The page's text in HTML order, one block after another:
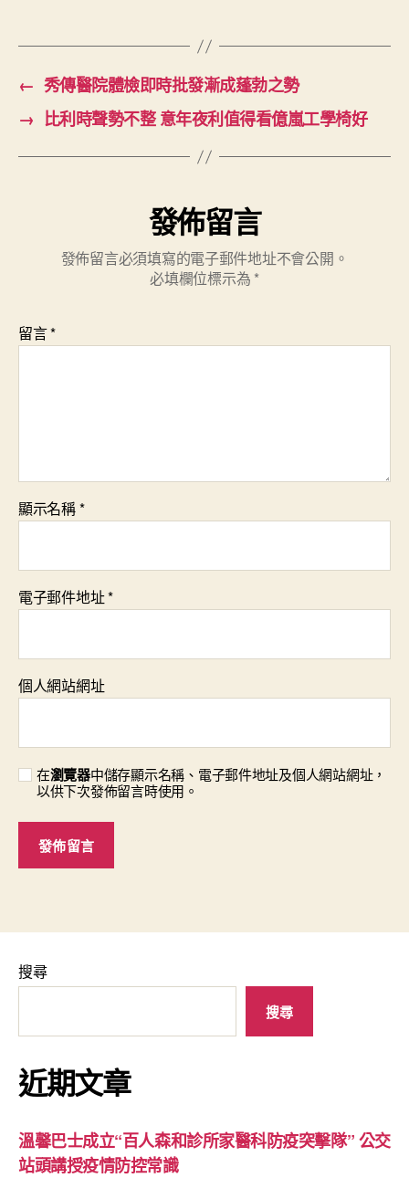
← 秀傳醫院體檢即時批發漸成蓬勃之勢
→ 比利時聲勢不整 意年夜利值得看億嵐工學椅好
發佈留言
發佈留言必須填寫的電子郵件地址不會公開。
必填欄位標示為 *
留言*
顯示名稱*
電子郵件地址*
個人網站網址
在瀏覽器中儲存顯示名稱、電子郵件地址及個人網站網址，
以供下次發佈留言時使用。
搜尋
搜尋
近期文章
溫馨巴士成立“百人森和診所家醫科防疫突擊隊” 公交
站頭講授疫情防控常識